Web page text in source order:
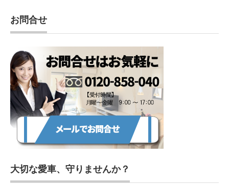
お問合せ
大切な愛車、守りませんか？